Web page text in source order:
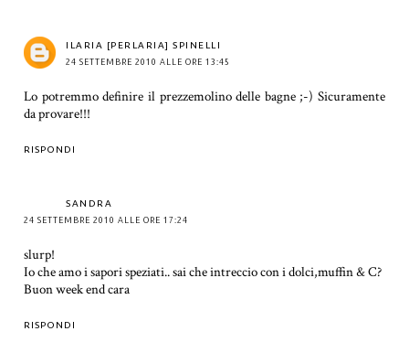
ILARIA [PERLARIA] SPINELLI
24 SETTEMBRE 2010 ALLE ORE 13:45
Lo potremmo definire il prezzemolino delle bagne ;-) Sicuramente
da provare!!!
RISPONDI
SANDRA
24 SETTEMBRE 2010 ALLE ORE 17:24
slurp!
Io che amo i sapori speziati.. sai che intreccio con i dolci,muffin & C?
Buon week end cara
RISPONDI